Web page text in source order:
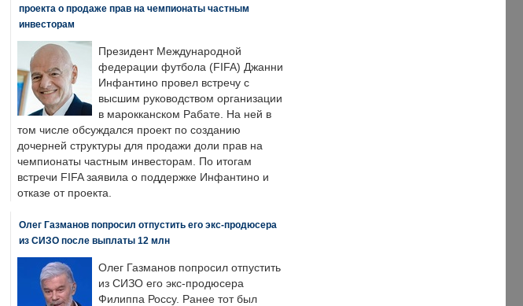
проекта о продаже прав на чемпионаты частным
инвесторам
Президент Международной
федерации футбола (FIFA) Джанни
Инфантино провел встречу с
высшим руководством организации
в марокканском Рабате. На ней в
том числе обсуждался проект по созданию
дочерней структуры для продажи доли прав на
чемпионаты частным инвесторам. По итогам
встречи FIFA заявила о поддержке Инфантино и
отказе от проекта.
Олег Газманов попросил отпустить его экс-продюсера
из СИЗО после выплаты 12 млн
Олег Газманов попросил отпустить
из СИЗО его экс-продюсера
Филиппа Россу. Ранее тот был